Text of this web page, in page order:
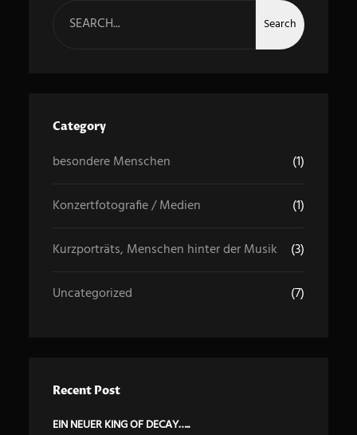
Search
Category
besondere Menschen (1)
Konzertfotografie / Medien (1)
Kurzporträts, Menschen hinter der Musik (3)
Uncategorized (7)
Recent Post
EIN NEUER KING OF DECAY…..